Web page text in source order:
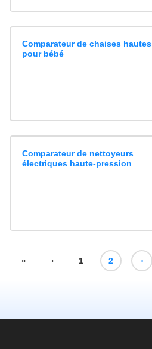
Comparateur de chaises hautes
pour bébé
Comparateur de nettoyeurs
électriques haute-pression
« ‹ 1 2 ›